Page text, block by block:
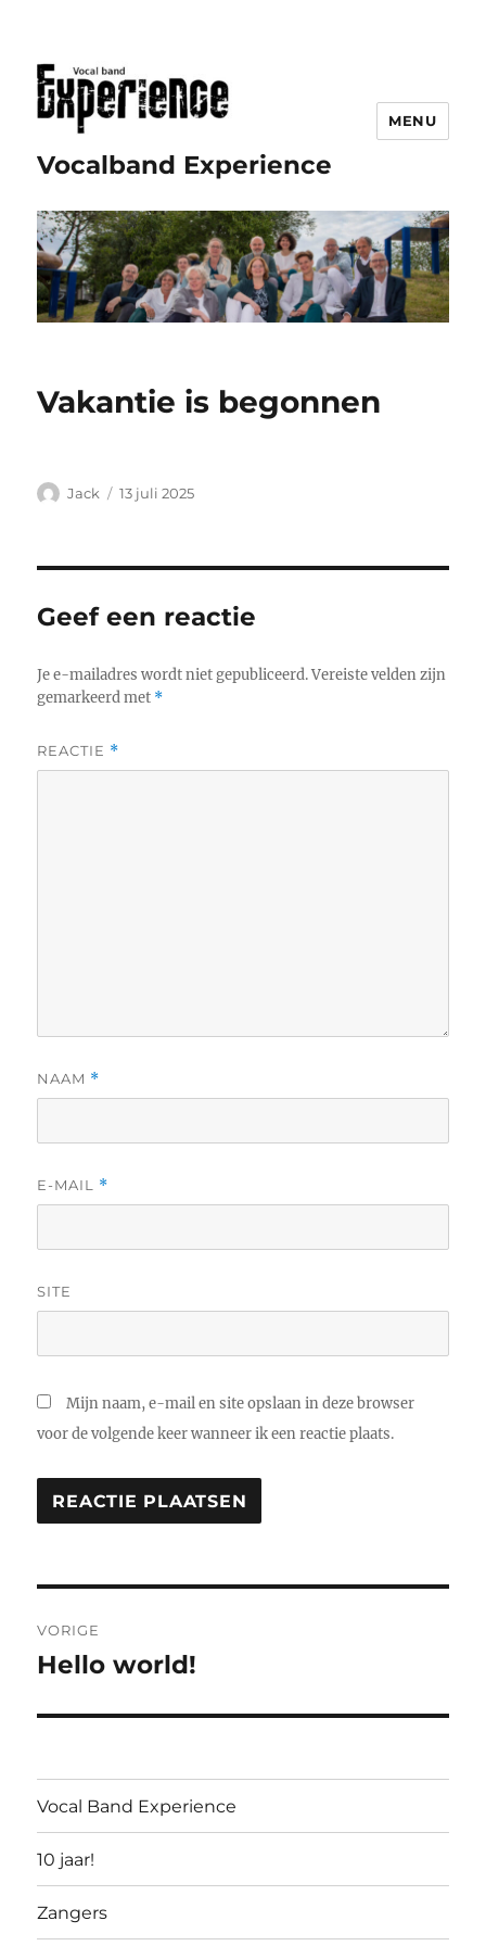
Vocalband Experience
MENU
Vakantie is begonnen
Auteur
Jack
Geplaatst
13 juli 2025
Geef een reactie
Je e-mailadres wordt niet gepubliceerd. Vereiste velden zijn
gemarkeerd met *
REACTIE *
NAAM *
E-MAIL *
SITE
Mijn naam, e-mail en site opslaan in deze browser
voor de volgende keer wanneer ik een reactie plaats.
navigatie
VORIGE
Vorig
Hello world!
Vocal Band Experience
10 jaar!
Zangers